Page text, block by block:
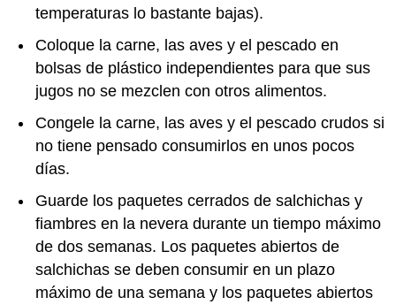
temperaturas lo bastante bajas).
Coloque la carne, las aves y el pescado en
bolsas de plástico independientes para que sus
jugos no se mezclen con otros alimentos.
Congele la carne, las aves y el pescado crudos si
no tiene pensado consumirlos en unos pocos
días.
Guarde los paquetes cerrados de salchichas y
fiambres en la nevera durante un tiempo máximo
de dos semanas. Los paquetes abiertos de
salchichas se deben consumir en un plazo
máximo de una semana y los paquetes abiertos